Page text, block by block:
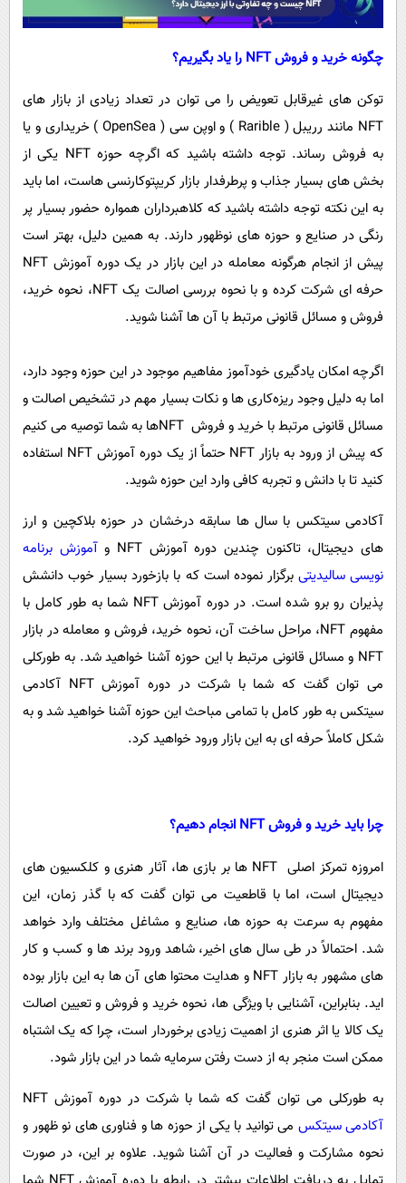
چگونه خرید و فروش NFT را یاد بگیریم؟
توکن‌ های غیرقابل تعویض را می توان در تعداد زیادی از بازار های
NFT‌ مانند رریبل ( Rarible ) و اوپن سی ( OpenSea ) خریداری و یا
به فروش رساند. توجه داشته باشید که اگرچه حوزه NFT یکی از
بخش های بسیار جذاب و پرطرفدار بازار کریپتوکارنسی هاست، اما باید
به این نکته توجه داشته باشید که کلاهبرداران همواره حضور بسیار پر
رنگی در صنایع و حوزه های نوظهور دارند. به همین دلیل، بهتر است
پیش از انجام هرگونه معامله در این بازار در یک دوره آموزش NFT
حرفه ای شرکت کرده و با نحوه بررسی اصالت یک NFT، نحوه خرید،
فروش و مسائل قانونی مرتبط با آن ها آشنا شوید.
اگرچه امکان یادگیری خودآموز مفاهیم موجود در این حوزه وجود دارد،
اما به دلیل وجود ریزه‌کاری ها و نکات بسیار مهم در تشخیص اصالت و
مسائل قانونی مرتبط با خرید و فروش NFT‌ها به شما توصیه می کنیم
که پیش از ورود به بازار NFT حتماً از یک دوره آموزش NFT استفاده
کنید تا با دانش و تجربه کافی وارد این حوزه شوید.
آکادمی سیتکس با سال ها سابقه درخشان در حوزه بلاکچین و ارز
های دیجیتال، تاکنون چندین دوره آموزش NFT و
آموزش برنامه
نویسی سالیدیتی برگزار نموده است که با بازخورد بسیار خوب دانشش
پذیران رو برو شده است. در دوره آموزش NFT شما به طور کامل با
مفهوم NFT، مراحل ساخت آن، نحوه خرید، فروش و معامله در بازار
NFT و مسائل قانونی مرتبط با این حوزه آشنا خواهید شد. به طورکلی
می توان گفت که شما با شرکت در دوره آموزش NFT آکادمی
سیتکس به طور کامل با تمامی مباحث این حوزه آشنا خواهید شد و به
شکل کاملاً حرفه ای به این بازار ورود خواهید کرد.
چرا باید خرید و فروش NFT انجام دهیم؟
امروزه تمرکز اصلی NFT‌ ها بر بازی ها، آثار هنری و کلکسیون های
دیجیتال است، اما با قاطعیت می توان گفت که با گذر زمان، این
مفهوم به سرعت به حوزه ها، صنایع و مشاغل مختلف وارد خواهد
شد. احتمالاً در طی سال های اخیر، شاهد ورود برند ها و کسب‌ و کار
های مشهور به بازار NFT و هدایت محتوا های آن ها به این بازار بوده
اید. بنابراین، آشنایی با ویژگی ها، نحوه خرید و فروش و تعیین اصالت
یک کالا یا اثر هنری از اهمیت زیادی برخوردار است، چرا که یک اشتباه
ممکن است منجر به از دست رفتن سرمایه شما در این بازار شود.
به طورکلی می توان گفت که شما با شرکت در دوره آموزش NFT
آکادمی سیتکس می توانید با یکی از حوزه ها و فناوری های نو ظهور و
نحوه مشارکت و فعالیت در آن آشنا شوید. علاوه بر این، در صورت